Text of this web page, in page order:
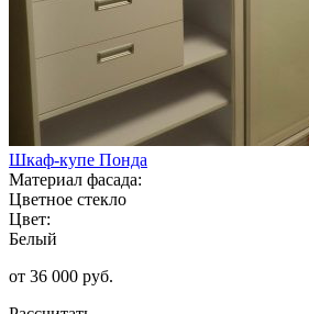
Шкаф-купе Понда
Материал фасада:
Цветное стекло
Цвет:
Белый
от 36 000 руб.